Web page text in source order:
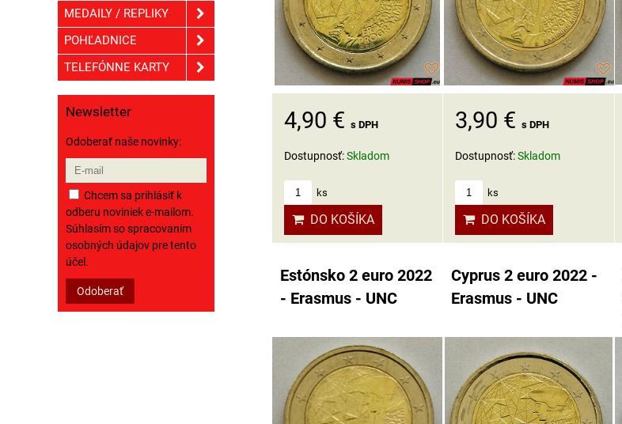
4,90 € s DPH
Dostupnosť:Skladom
ks
DO KOŠÍKA
3,90 €s DPH
Dostupnosť:Skladom
ks
DO KOŠÍKA
Estónsko 2 euro 2022
- Erasmus - UNC
Cyprus 2 euro 2022 -
Erasmus - UNC
MEDAILY / REPLIKY
POHĽADNICE
TELEFÓNNE KARTY
Newsletter
Odoberať naše novinky:
Chcem sa prihlásiť k
odberu noviniek e-mailom.
Súhlasím so spracovaním
osobných údajov pre tento
účel.
Odoberať